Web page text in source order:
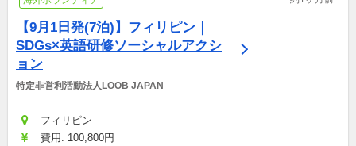
【9月1日発(7泊)】フィリピン｜
SDGs×英語研修ソーシャルアクシ
ョン
特定非営利活動法人LOOB JAPAN
フィリピン
費用: 100,800円